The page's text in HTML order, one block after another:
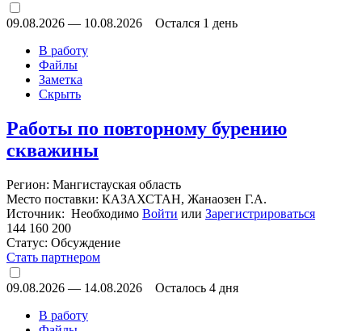
09.08.2026 — 10.08.2026
Остался 1 день
В работу
Файлы
Заметка
Скрыть
Работы по повторному бурению
скважины
Регион: Мангистауская область
Место поставки: КАЗАХСТАН, Жанаозен Г.А.
Источник: Необходимо Войти или Зарегистрироваться
144 160 200
Статус: Обсуждение
Стать партнером
09.08.2026 — 14.08.2026
Осталось 4 дня
В работу